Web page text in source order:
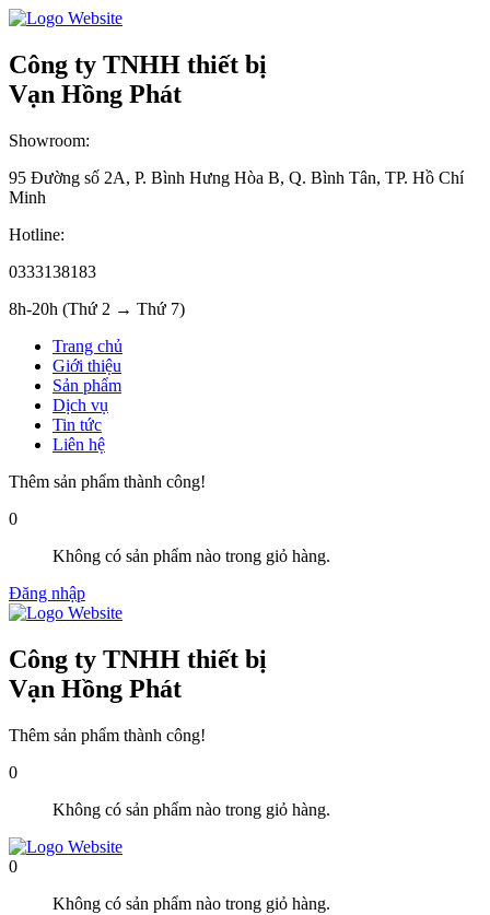
Công ty TNHH thiết bị
Vạn Hồng Phát
Showroom:
95 Đường số 2A, P. Bình Hưng Hòa B, Q. Bình Tân, TP. Hồ Chí
Minh
Hotline:
0333138183
8h-20h (Thứ 2 → Thứ 7)
Trang chủ
Giới thiệu
Sản phẩm
Dịch vụ
Tin tức
Liên hệ
Thêm sản phẩm thành công!
0
Không có sản phẩm nào trong giỏ hàng.
Đăng nhập
Công ty TNHH thiết bị
Vạn Hồng Phát
Thêm sản phẩm thành công!
0
Không có sản phẩm nào trong giỏ hàng.
0
Không có sản phẩm nào trong giỏ hàng.